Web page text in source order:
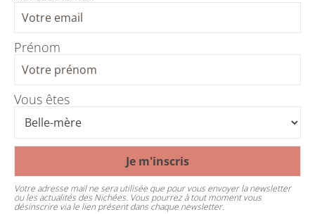
Prénom
Vous êtes
Votre adresse mail ne sera utilisée que pour vous envoyer la newsletter
ou les actualités des Nichées. Vous pourrez à tout moment vous
désinscrire via le lien présent dans chaque newsletter.